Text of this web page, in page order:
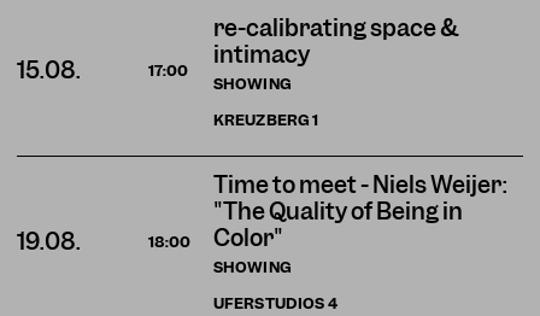
re-calibrating space &
intimacy
SHOWING
15.08. 17:00
KREUZBERG1
Time to meet - Niels Weijer:
"The Quality of Being in
Color"
SHOWING
19.08. 18:00
UFERSTUDIOS4